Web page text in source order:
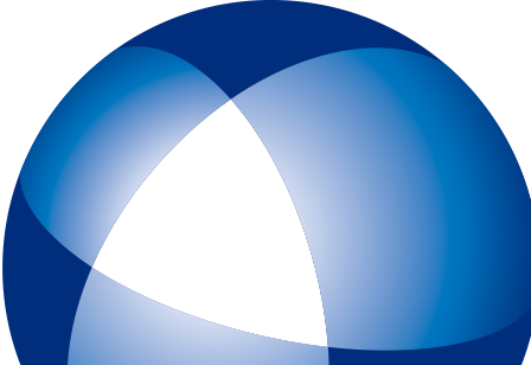
トップページ
IELTSとは
初めてIELTSを受験する方
テスト予約
一般会場申込みページ
特別会場申込みページ
IELTS チャイルド・プロテクション・ポリシー（18歳未満の受験者
スピーキングテスト日時リクエスト
受験最終案内
各種申請
IELTSコンピューター版
IELTS One Skill Retake